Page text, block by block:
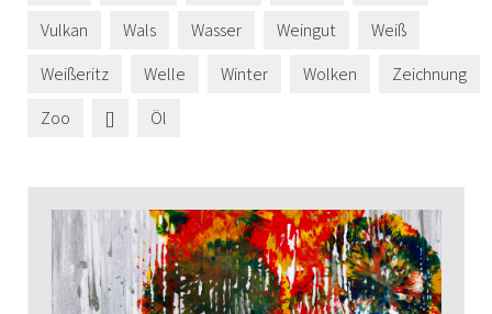
Vulkan
Wals Wasser Weingut
Weiß
Weißeritz
Welle Winter Wolken
Zeichnung
Zoo
[] Öl